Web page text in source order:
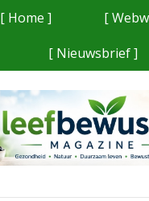
[ Home ]
[
[ Nieuwsbrief ]